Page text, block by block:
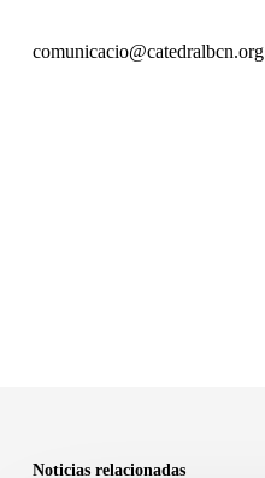
comunicacio@catedralbcn.org
Noticias relacionadas